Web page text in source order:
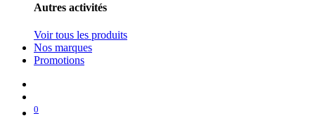
Autres activités
Voir tous les produits
Nos marques
Promotions
0